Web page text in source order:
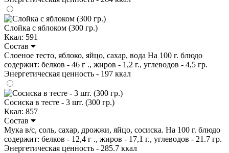
Слойка с яблоком (300 гр.)
Ккал: 591
Состав
Слоеное тесто, яблоко, яйцо, сахар, вода На 100 г. блюдо
содержит: белков - 46 г ., жиров - 1,2 г., углеводов - 4,5 гр.
Энергетическая ценность - 197 ккал
Сосиска в тесте - 3 шт. (300 гр.)
Ккал: 857
Состав
Мука в/с, соль, сахар, дрожжи, яйцо, сосиска. На 100 г. блюдо
содержит: белков - 12,4 г ., жиров - 17,1 г., углеводов - 21.7 гр.
Энергетическая ценность - 285.7 ккал